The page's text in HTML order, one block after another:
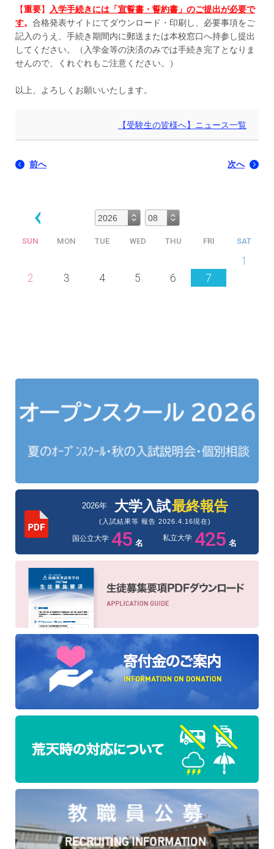
【重要】
入学手続きには「宣誓書・誓約書」のご提出が必要で
す。 合格発表サイトにてダウンロード・印刷し、必要事項をご
記入のうえ、手続き期間内に郵送または本校窓口へ持参し提出
してください。（入学金等の決済のみでは手続き完了となりま
せんので、くれぐれもご注意ください。）
以上、よろしくお願いいたします。
【受験生の皆様へ】ニュース一覧
前へ 次へ
SUN MON TUE WED THU FRI SAT
1
2
3 4 5 6 7
2026年 大学入試最終報告
(入試結果等 報告 2026.4.16現在)
国公立大学 45 名
私立大学 425 名